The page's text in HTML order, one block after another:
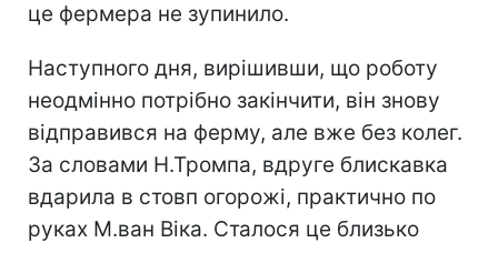
це фермера не зупинило.
Наступного дня, вирішивши, що роботу
неодмінно потрібно закінчити, він знову
відправився на ферму, але вже без колег.
За словами Н.Тромпа, вдруге блискавка
вдарила в стовп огорожі, практично по
руках М.ван Віка. Сталося це близько